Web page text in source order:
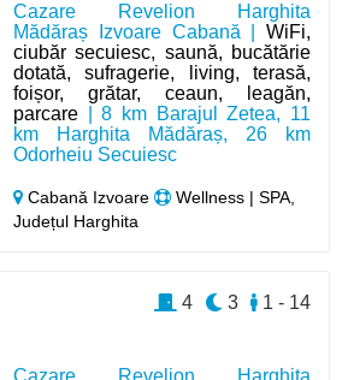
Cazare Revelion Harghita
Mădăraș Izvoare Cabană | WiFi,
ciubăr secuiesc, saună, bucătărie
dotată, sufragerie, living, terasă,
foișor, grătar, ceaun, leagăn,
parcare | 8 km Barajul Zetea, 11
km Harghita Mădăraș, 26 km
Odorheiu Secuiesc
Cabană Izvoare
Wellness | SPA,
Județul Harghita
Cazare Revelion Harghita
1 - 14
3
4